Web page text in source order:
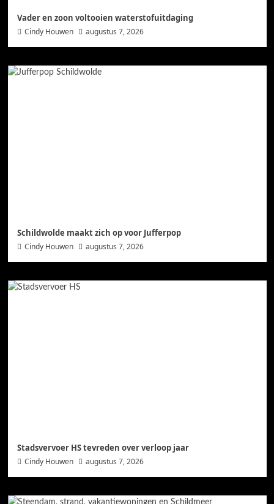
Vader en zoon voltooien waterstofuitdaging
Cindy Houwen augustus 7, 2026
Schildwolde maakt zich op voor Jufferpop
Cindy Houwen augustus 7, 2026
Stadsvervoer HS tevreden over verloop jaar
Cindy Houwen augustus 7, 2026